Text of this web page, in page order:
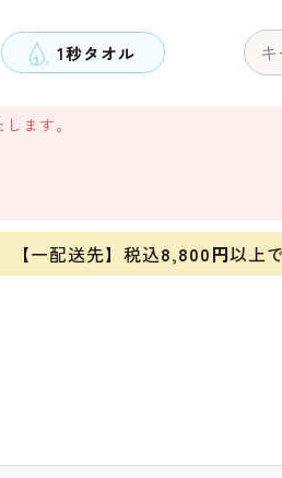
1秒タオル
ます。
【一配送先】税込8,800円以上で